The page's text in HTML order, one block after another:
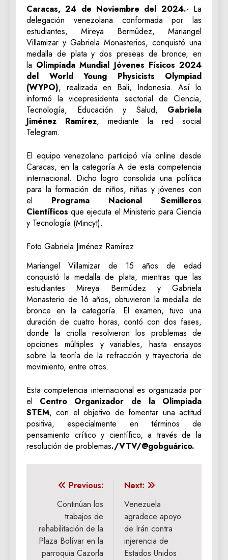
Caracas, 24 de Noviembre del 2024.- La
delegación venezolana conformada por las
estudiantes, Mireya Bermúdez, Mariangel
Villamizar y Gabriela Monasterios, conquistó una
medalla de plata y dos preseas de bronce, en
la Olimpiada Mundial Jóvenes Físicos 2024
del World Young Physicists Olympiad
(WYPO), realizada en Bali, Indonesia. Así lo
informó la vicepresidenta sectorial de Ciencia,
Tecnología, Educación y Salud, Gabriela
Jiménez Ramírez, mediante la red social
Telegram.
El equipo venezolano participó vía online desde
Caracas, en la categoría A de esta competencia
internacional. Dicho logro consolida una política
para la formación de niños, niñas y jóvenes con
el Programa Nacional Semilleros
Científicos que ejecuta el Ministerio para Ciencia
y Tecnología (Mincyt).
Foto Gabriela Jiménez Ramírez
Mariangel Villamizar de 15 años de edad
conquistó la medalla de plata, mientras que las
estudiantes Mireya Bermúdez y Gabriela
Monasterio de 16 años, obtuvieron la medalla de
bronce en la categoría. El examen, tuvo una
duración de cuatro horas, contó con dos fases,
donde la criolla resolvieron los problemas de
opciones múltiples y variables, hasta ensayos
sobre la teoría de la refracción y trayectoria de
movimiento, entre otros.
Esta competencia internacional es organizada por
el Centro Organizador de la Olimpiada
STEM, con el objetivo de fomentar una actitud
positiva, especialmente en términos de
pensamiento crítico y científico, a través de la
resolución de problemas./VTV/@gobguárico.
Navegación
entradas
Previous:
Continúan los
trabajos de
rehabilitación de la
Plaza Bolívar en la
parroquia Cazorla
Next:
Venezuela
agradece apoyo
de Irán contra
injerencia de
Estados Unidos